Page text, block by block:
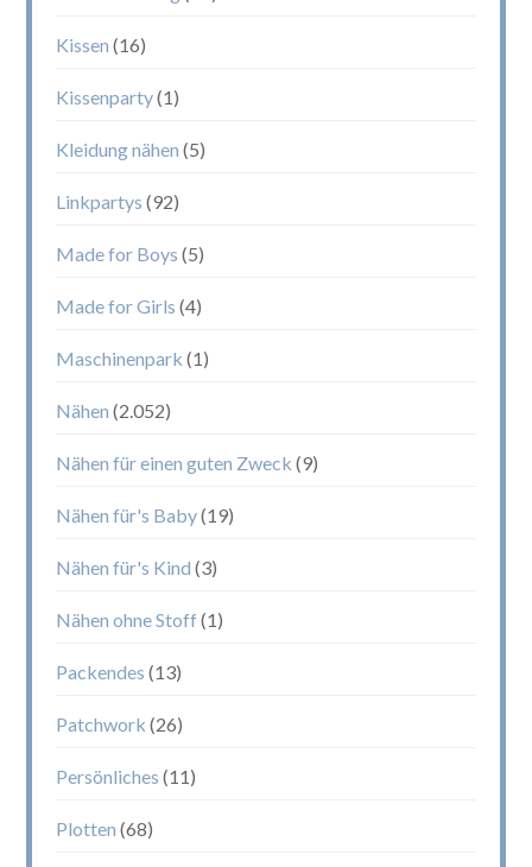
Kissen (16)
Kissenparty(1)
Kleidung nähen (5)
Linkpartys (92)
Made for Boys (5)
Made for Girls (4)
Maschinenpark (1)
Nähen (2.052)
Nähen für einen guten Zweck (9)
Nähen für's Baby(19)
Nähen für's Kind (3)
Nähen ohne Stoff (1)
Packendes (13)
Patchwork (26)
Persönliches (11)
Plotten (68)